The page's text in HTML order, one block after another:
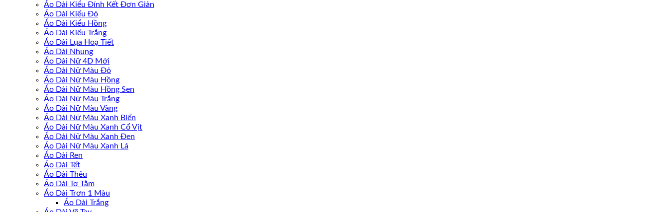
Áo Dài Kiểu Đính Kết Đơn Giản
Áo Dài Kiểu Đỏ
Áo Dài Kiểu Hồng
Áo Dài Kiểu Trắng
Áo Dài Lụa Hoạ Tiết
Áo Dài Nhung
Áo Dài Nữ 4D Mới
Áo Dài Nữ Màu Đỏ
Áo Dài Nữ Màu Hồng
Áo Dài Nữ Màu Hồng Sen
Áo Dài Nữ Màu Trắng
Áo Dài Nữ Màu Vàng
Áo Dài Nữ Màu Xanh Biển
Áo Dài Nữ Màu Xanh Cổ Vịt
Áo Dài Nữ Màu Xanh Đen
Áo Dài Nữ Màu Xanh Lá
Áo Dài Ren
Áo Dài Tết
Áo Dài Thêu
Áo Dài Tơ Tằm
Áo Dài Trơn 1 Màu
Áo Dài Trắng